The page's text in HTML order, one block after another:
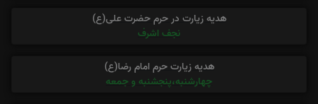
هدیه زیارت در حرم حضرت علی(ع)
نجف اشرف
هدیه زیارت حرم امام رضا(ع)
چهارشنبه،پنجشنبه و جمعه